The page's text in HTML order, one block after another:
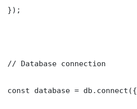
});
// Database connection
const database = db.connect({